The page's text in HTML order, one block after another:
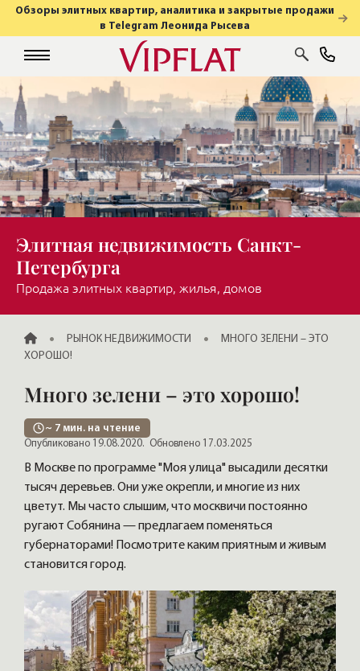
Обзоры элитных квартир, аналитика и закрытые продажи
в Telegram Леонида Рысева
Элитная недвижимость Санкт-
Петербурга
Продажа элитных квартир, жилья, домов
ГЛАВНАЯРЫНОК НЕДВИЖИМОСТИ
МНОГО ЗЕЛЕНИ – ЭТО
ХОРОШО!
Много зелени – это хорошо!
~ 7 мин. на чтение
Опубликовано 19.08.2020. Обновлено 17.03.2025
В Москве по программе "Моя улица" высадили десятки
тысяч деревьев. Они уже окрепли, и многие из них
цветут. Мы часто слышим, что москвичи постоянно
ругают Собянина — предлагаем поменяться
губернаторами! Посмотрите каким приятным и живым
становится город.